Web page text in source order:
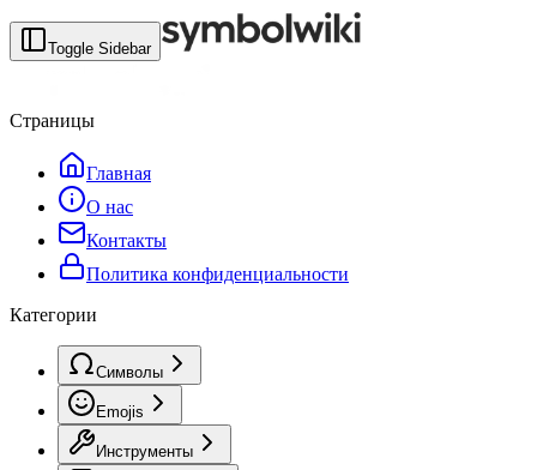
Toggle Sidebar
Страницы
Главная
О нас
Контакты
Политика конфиденциальности
Категории
Символы
Emojis
Инструменты